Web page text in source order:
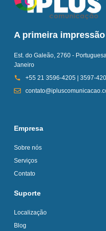
A primeira
Est. do Galeão, 2760 -
Janeiro
+55 21 3596-4205 | 3597-
Empresa
Sobre nós
Serviços
Contato
Suporte
Localização
Blog